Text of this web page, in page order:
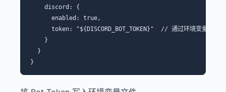
    discord: {
      enabled: true,
      token: "${DISCORD_BOT_TOKEN}"  // 通过环境变量注入
    }
  }